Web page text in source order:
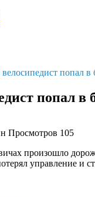
велосипедист попал
попал
Просмотров 105
произошло
управление и